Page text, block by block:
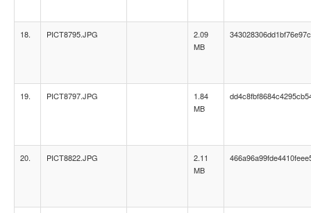
18. PICT8795.JPG
2.09
MB
19. PICT8797.JPG
1.84
MB
20. PICT8822.JPG
2.11
MB